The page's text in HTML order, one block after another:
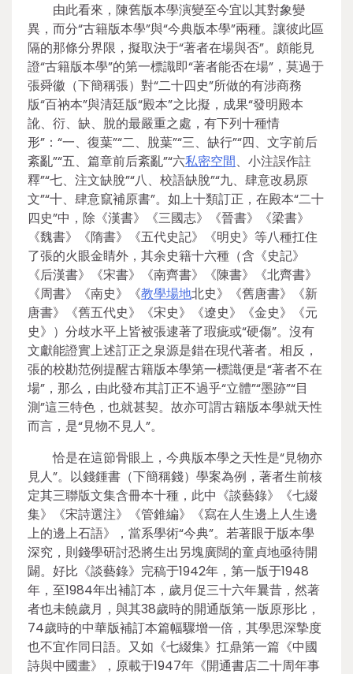
由此看來，陳舊版本學演變至今宜以其對象變
異，而分“古籍版本學”與“今典版本學”兩種。讓彼此區
隔的那條分界限，擬取決于“著者在場與否”。頗能見
證“古籍版本學”的第一標識即“著者能否在場”，莫過于
張舜徽（下簡稱張）對“二十四史”所做的有涉商務
版“百衲本”與清廷版“殿本”之比擬，成果“發明殿本
訛、衍、缺、脫的最嚴重之處，有下列十種情
形”：“一、復葉”“二、脫葉”“三、缺行”“四、文字前后
紊亂”“五、篇章前后紊亂”“六私密空間、小注誤作註
釋”“七、注文缺脫”“八、校語缺脫”“九、肆意改易原
文”“十、肆意竄補原書”。如上十類訂正，在殿本“二十
四史”中，除《漢書》《三國志》《晉書》《梁書》
《魏書》《隋書》《五代史記》《明史》等八種扛住
了張的火眼金睛外，其余史籍十六種（含《史記》
《后漢書》《宋書》《南齊書》《陳書》《北齊書》
《周書》《南史》《教學場地北史》《舊唐書》《新
唐書》《舊五代史》《宋史》《遼史》《金史》《元
史》）分歧水平上皆被張逮著了瑕疵或“硬傷”。沒有
文獻能證實上述訂正之泉源是錯在現代著者。相反，
張的校勘范例提醒古籍版本學第一標識便是“著者不在
場”，那么，由此發布其訂正不過乎“立體”“墨跡”“目
測”這三特色，也就甚契。故亦可謂古籍版本學就天性
而言，是“見物不見人”。
恰是在這節骨眼上，今典版本學之天性是“見物亦
見人”。以錢鍾書（下簡稱錢）學案為例，著者生前核
定其三聯版文集含冊本十種，此中《談藝錄》《七綴
集》《宋詩選注》《管錐編》《寫在人生邊上人生邊
上的邊上石語》，當系學術“今典”。若著眼于版本學
深究，則錢學研討恐將生出另塊廣闊的童貞地亟待開
闢。好比《談藝錄》完稿于1942年，第一版于1948
年，至1984年出補訂本，歲月促三十六年曩昔，然著
者也未饒歲月，與其38歲時的開通版第一版原形比，
74歲時的中華版補訂本篇幅驟增一倍，其學思深摯度
也不宜作同日語。又如《七綴集》扛鼎第一篇《中國
詩與中國畫》，原載于1947年《開通書店二十周年事